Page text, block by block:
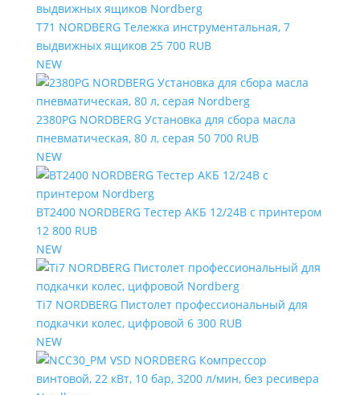
T71 NORDBERG Тележка инструментальная, 7
выдвижных ящиков 25 700 RUB
NEW
2380PG NORDBERG Установка для сбора масла
пневматическая, 80 л, серая 50 700 RUB
NEW
BT2400 NORDBERG Тестер АКБ 12/24В с принтером
12 800 RUB
NEW
Ti7 NORDBERG Пистолет профессиональный для
подкачки колес, цифровой 6 300 RUB
NEW